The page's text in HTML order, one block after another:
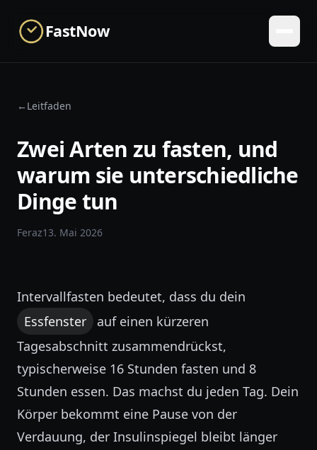
FastNow
← Leitfaden
Zwei Arten zu fasten, und
warum sie unterschiedliche
Dinge tun
Feraz13. Mai 2026
Intervallfasten bedeutet, dass du dein
Essfenster
auf einen kürzeren
Tagesabschnitt zusammendrückst,
typischerweise 16 Stunden fasten und 8
Stunden essen. Das machst du jeden Tag. Dein
Körper bekommt eine Pause von der
Verdauung, der Insulinspiegel bleibt länger